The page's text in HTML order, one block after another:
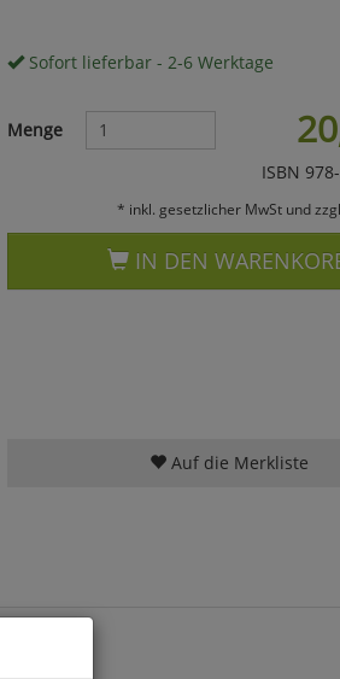
Sofort lieferbar - 2-6 Werktage
Menge
ISBN
* inkl. gesetzlicher MwSt und
IN DEN
Auf die Merkliste